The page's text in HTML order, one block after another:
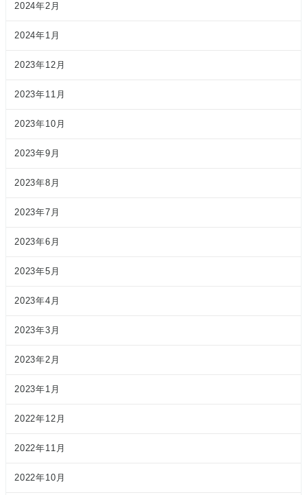
2024年2月
2024年1月
2023年12月
2023年11月
2023年10月
2023年9月
2023年8月
2023年7月
2023年6月
2023年5月
2023年4月
2023年3月
2023年2月
2023年1月
2022年12月
2022年11月
2022年10月